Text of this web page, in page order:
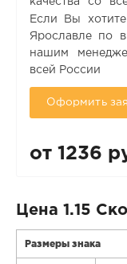
Если Вы
Ярославле по
нашим
всей России
Оформить
от 1236
Цена 1.15
Размеры знака